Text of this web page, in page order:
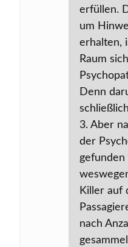
erfüllen.
um
erhalten,
Raum
Denn
3. Aber
der
gefunden
Killer auf
nach